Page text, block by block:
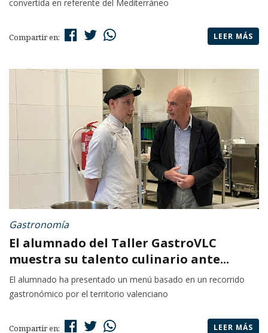
convertida en referente del Mediterráneo
Compartir en: LEER MÁS
Gastronomía
El alumnado del Taller GastroVLC
muestra su talento culinario ante...
El alumnado ha presentado un menú basado en un recorrido
gastronómico por el territorio valenciano
Compartir en: LEER MÁS